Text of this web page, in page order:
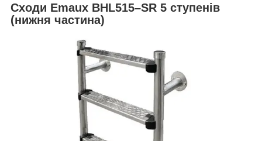
Сходи Emaux BHL515–SR 5 ступенів
(нижня частина)